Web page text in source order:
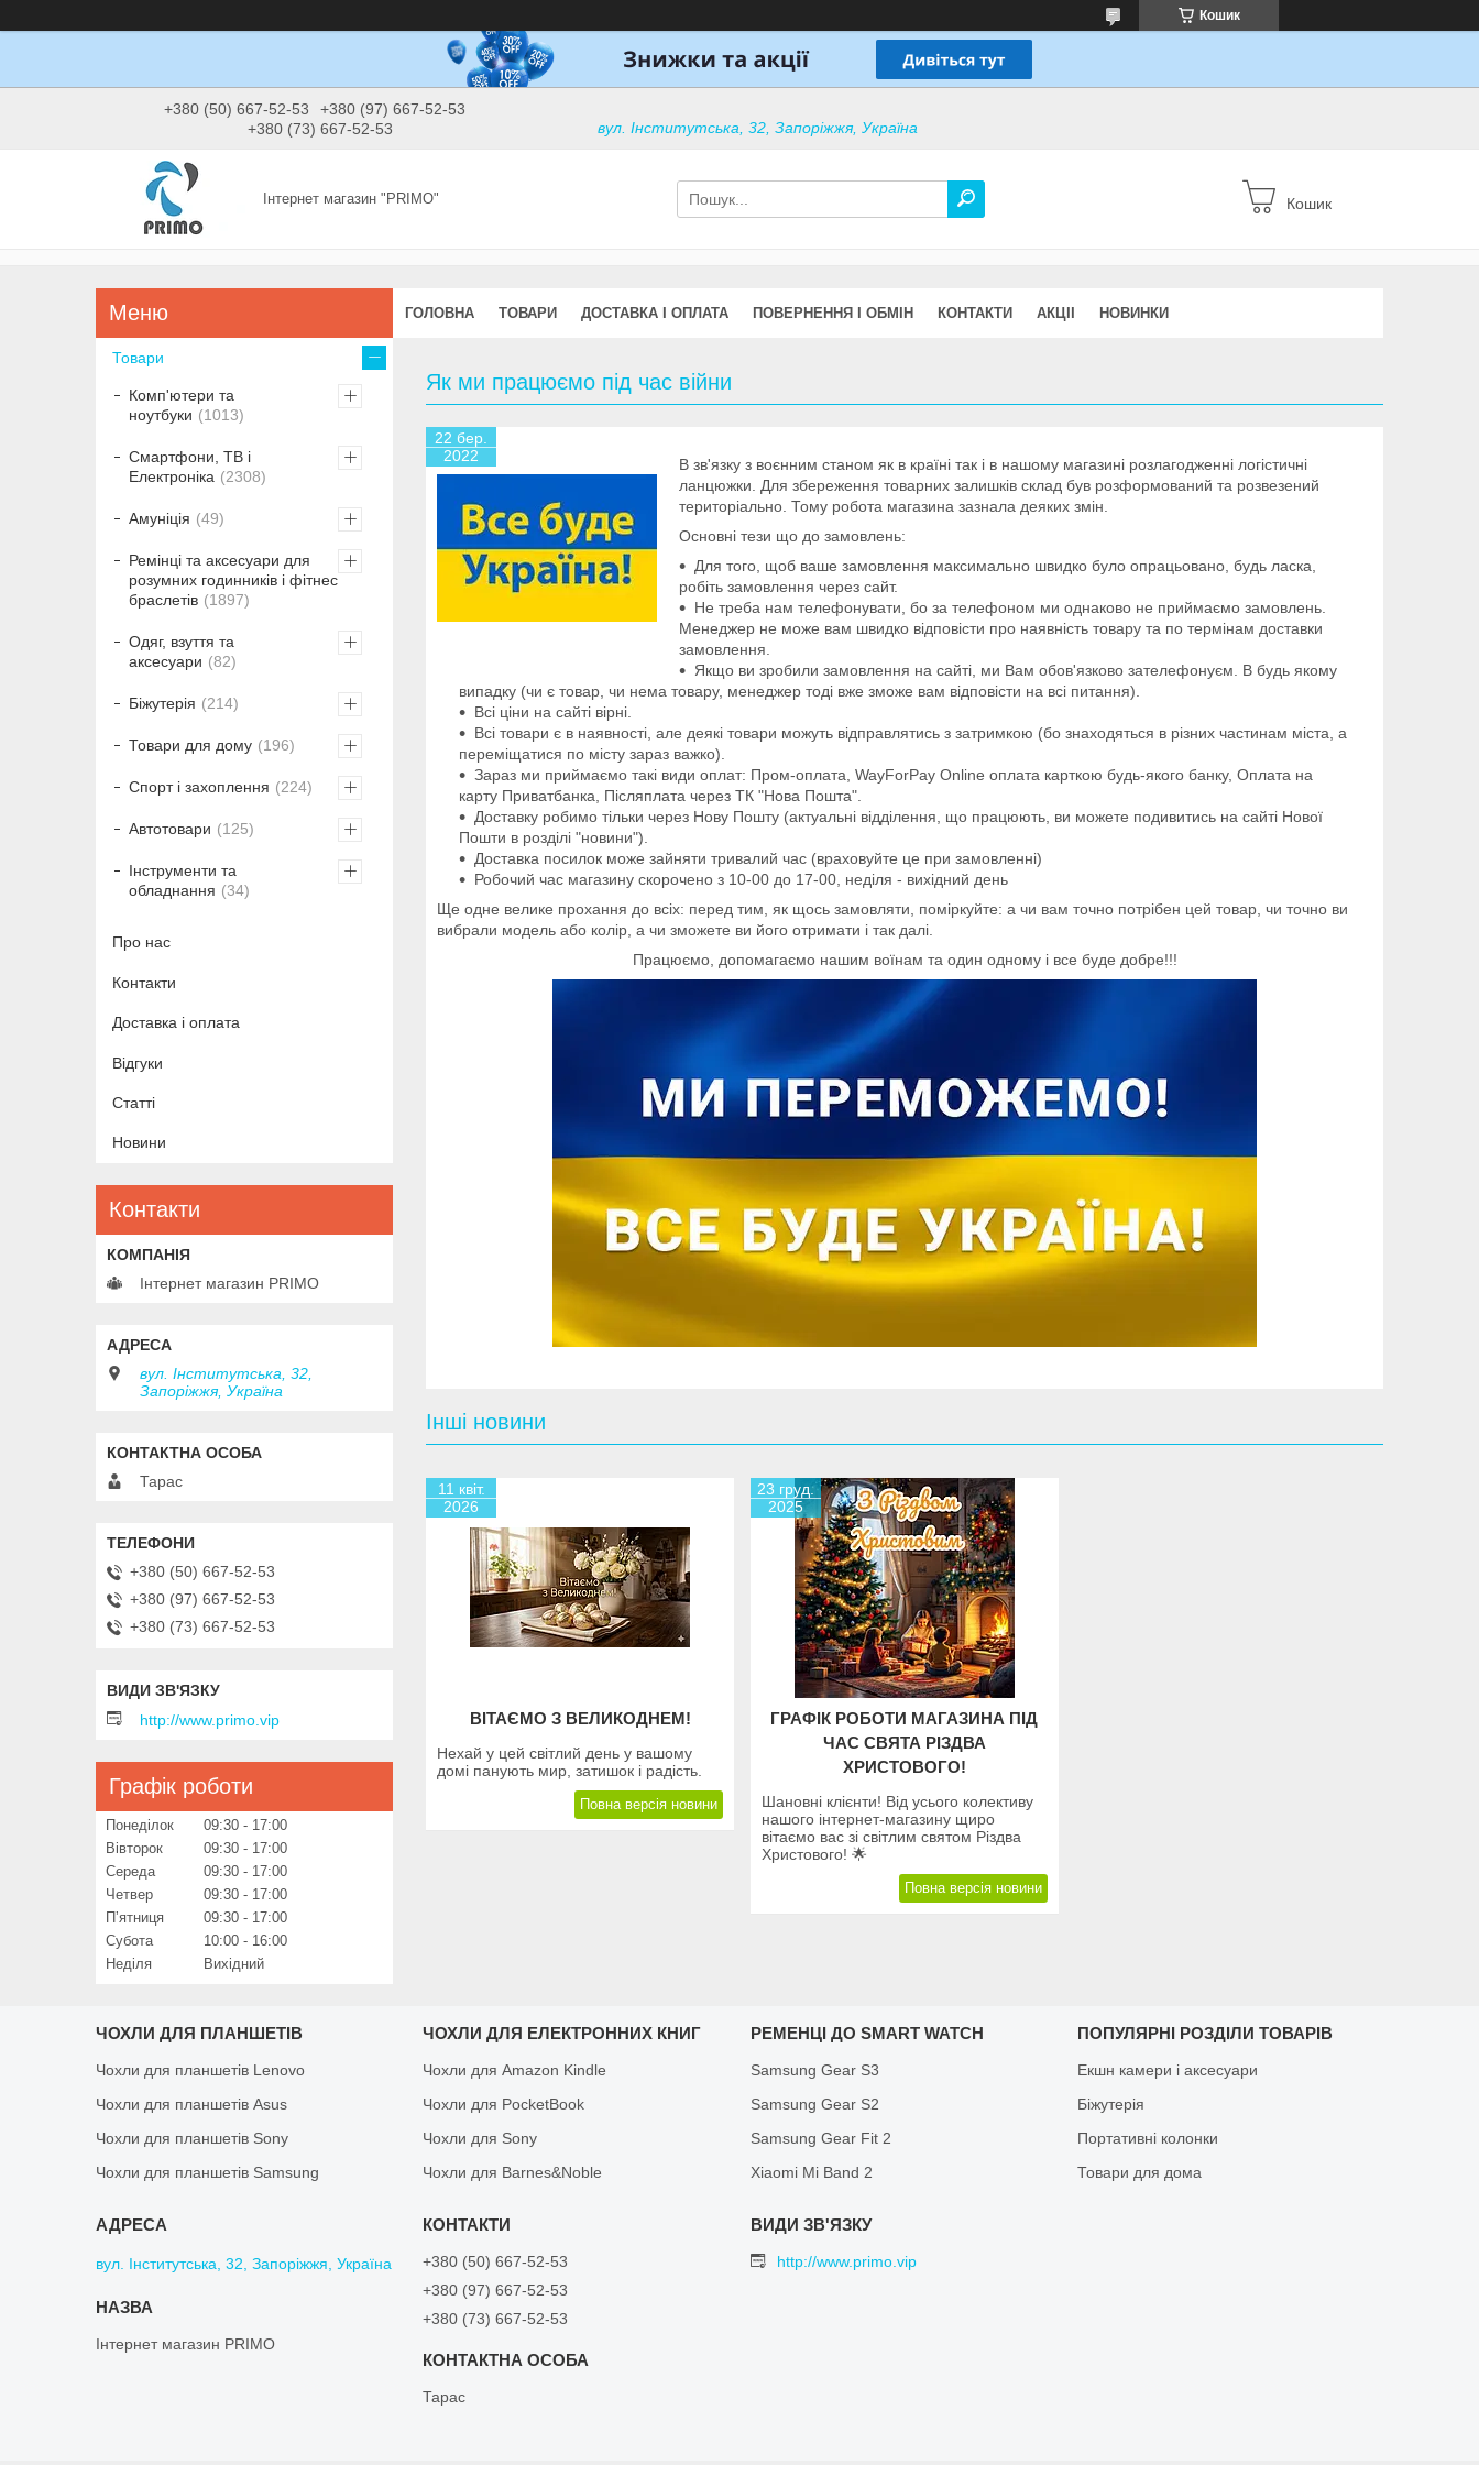
Кошик
+380 (50) 667-52-53
+380 (97) 667-52-53
+380 (73) 667-52-53
вул. Інститутська, 32, Запоріжжя, Україна
Інтернет магазин "PRIMO" Кошик
ГОЛОВНА ТОВАРИ ДОСТАВКА І ОПЛАТА ПОВЕРНЕННЯ І ОБМІН КОНТАКТИ АКЦІІ НОВИНКИ
Як ми працюємо під час війни
22 бер.
2022
В зв'язку з воєнним станом як в країні так і в нашому магазині розлагодженні логістичні
ланцюжки. Для збереження товарних залишків склад був розформований та розвезений
територіально. Тому робота магазина зазнала деяких змін.
Основні тези що до замовлень:
Для того, щоб ваше замовлення максимально швидко було опрацьовано, будь ласка,
робіть замовлення через сайт.
Не треба нам телефонувати, бо за телефоном ми однаково не приймаємо замовлень.
Менеджер не може вам швидко відповісти про наявність товару та по термінам доставки
замовлення.
Якщо ви зробили замовлення на сайті, ми Вам обов'язково зателефонуєм. В будь якому
випадку (чи є товар, чи нема товару, менеджер тоді вже зможе вам відповісти на всі питання).
Всі ціни на сайті вірні.
Всі товари є в наявності, але деякі товари можуть відправлятись з затримкою (бо знаходяться в різних частинам міста, а
переміщатися по місту зараз важко).
Зараз ми приймаємо такі види оплат: Пром-оплата, WayForPay Online оплата карткою будь-якого банку, Оплата на
карту Приватбанка, Післяплата через ТК "Нова Пошта".
Доставку робимо тільки через Нову Пошту (актуальні відділення, що працюють, ви можете подивитись на сайті Нової
Пошти в розділі "новини").
Доставка посилок може зайняти тривалий час (враховуйте це при замовленні)
Робочий час магазину скорочено з 10-00 до 17-00, неділя - вихідний день
Ще одне велике прохання до всіх: перед тим, як щось замовляти, поміркуйте: а чи вам точно потрібен цей товар, чи точно ви
вибрали модель або колір, а чи зможете ви його отримати і так далі.
Працюємо, допомагаємо нашим воїнам та один одному і все буде добре!!!
Інші новини
11 квіт.
2026
ВІТАЄМО З ВЕЛИКОДНЕМ!
Нехай у цей світлий день у вашому
домі панують мир, затишок і радість.
Повна версія новини
23 груд.
2025
ГРАФІК РОБОТИ МАГАЗИНА ПІД
ЧАС СВЯТА РІЗДВА
ХРИСТОВОГО!
Шановні клієнти! Від усього колективу
нашого інтернет-магазину щиро
вітаємо вас зі світлим святом Різдва
Христового! 🌟
Повна версія новини
Товари
Комп'ютери та
ноутбуки
1013
Смартфони, ТВ і
Електроніка
2308
Амуніція 49
Ремінці та аксесуари для
розумних годинників і фітнес
браслетів
1897
Одяг, взуття та
аксесуари
82
Біжутерія 214
Товари для дому 196
Спорт і захоплення 224
Автотовари 125
Інструменти та
обладнання
34
Про нас
Контакти
Доставка і оплата
Відгуки
Статті
Новини
Контакти
Інтернет магазин PRIMO
вул. Інститутська, 32,
Запоріжжя, Україна
Тарас
+380 (50) 667-52-53
+380 (97) 667-52-53
+380 (73) 667-52-53
http://www.primo.vip
Графік роботи
Понеділок 09:30
17:00
Вівторок
09:30
17:00
Середа
09:30
17:00
Четвер
09:30
17:00
Пʼятниця
09:30
17:00
Субота
10:00
16:00
Неділя
Вихідний
ЧОХЛИ ДЛЯ ПЛАНШЕТІВ
Чохли для планшетів Lenovo
Чохли для планшетів Asus
Чохли для планшетів Sony
Чохли для планшетів Samsung
ЧОХЛИ ДЛЯ ЕЛЕКТРОННИХ КНИГ
Чохли для Amazon Kindle
Чохли для PocketBook
Чохли для Sony
Чохли для Barnes&Noble
РЕМЕНЦІ ДО SMART WATCH
Samsung Gear S3
Samsung Gear S2
Samsung Gear Fit 2
Xiaomi Mi Band 2
ПОПУЛЯРНІ РОЗДІЛИ ТОВАРІВ
Екшн камери і аксесуари
Біжутерія
Портативні колонки
Товари для дома
вул. Інститутська, 32, Запоріжжя, Україна
Інтернет магазин PRIMO
+380 (50) 667-52-53
+380 (97) 667-52-53
+380 (73) 667-52-53
Тарас
http://www.primo.vip